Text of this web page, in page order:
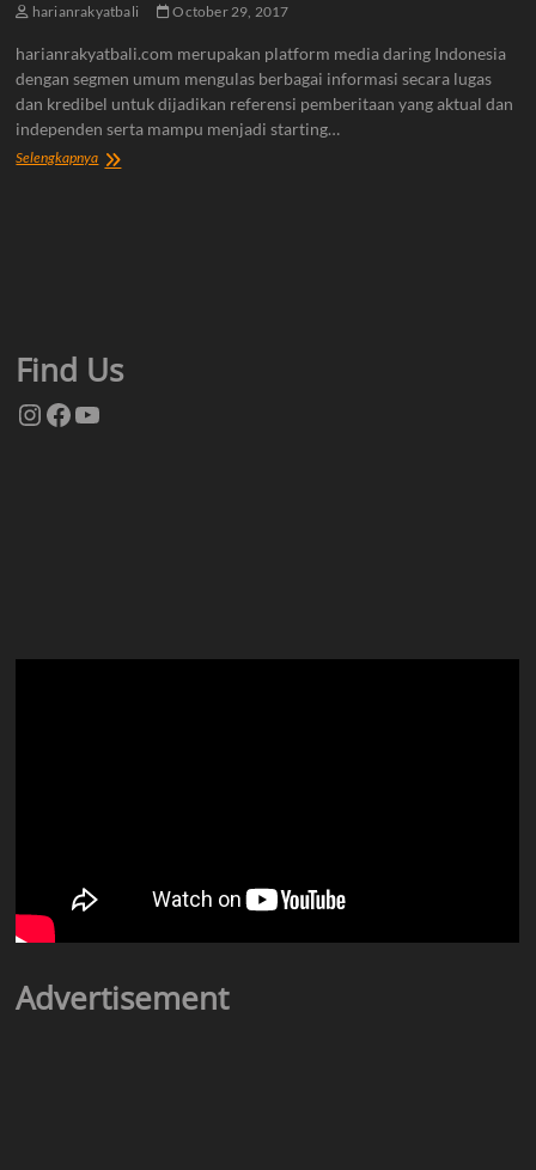
harianrakyatbali October 29, 2017
harianrakyatbali.com merupakan platform media daring Indonesia
dengan segmen umum mengulas berbagai informasi secara lugas
dan kredibel untuk dijadikan referensi pemberitaan yang aktual dan
independen serta mampu menjadi starting…
SelengkapnyaTentang
Find Us
Instagram
Facebook
YouTube
Advertisement